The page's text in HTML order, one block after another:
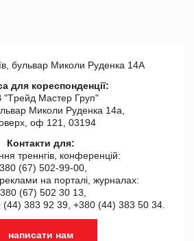
бульвар Миколи Руденка 14А
для кореспонденції:
Мастер Груп"
Миколи Руденка 14а,
оф 121, 03194
Контакти для:
треннгів, конференцій:
(67) 502-99-00,
на порталі, журналах:
(67) 502 30 13,
(44) 383 92 39, +380 (44) 383 50 34.
написати нам